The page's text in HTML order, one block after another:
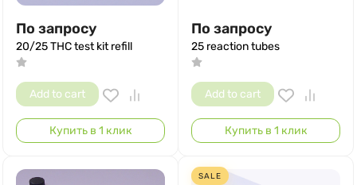
По запросу
20/25 THC test kit refill
Add to cart
Купить в 1 клик
По запросу
25 reaction tubes
Add to cart
Купить в 1 клик
SALE